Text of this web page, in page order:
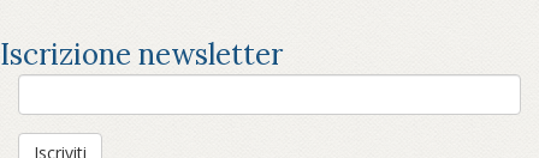
Iscrizione newsletter
Iscriviti